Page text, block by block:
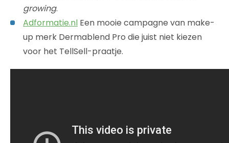
growing.
Adformatie.nl Een mooie campagne van make-
up merk Dermablend Pro die juist niet kiezen
voor het TellSell-praatje.